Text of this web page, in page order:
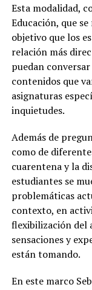
Esta modalidad,
Educación, que
objetivo que los
relación más
puedan
contenidos que
asignaturas
inquietudes.
Además de
como de
cuarentena y la
estudiantes se
problemáticas
contexto, en
flexibilización del
sensaciones y
están tomando.
En este marco